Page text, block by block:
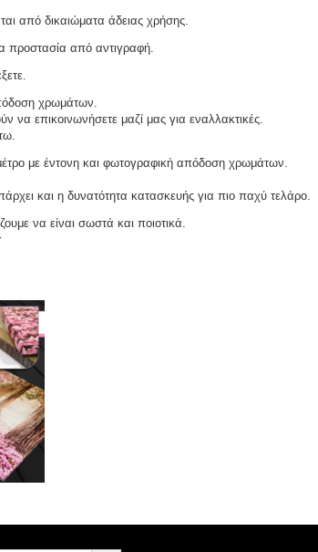
από δικαιώματα άδειας χρήσης.
προστασία από αντιγραφή.
χρωμάτων.
να επικοινωνήσετε μαζί μας για εναλλακτικές.
με έντονη και φωτογραφική απόδοση χρωμάτων.
και η δυνατότητα κατασκευής για πιο παχύ τελάρο.
να είναι σωστά και ποιοτικά.